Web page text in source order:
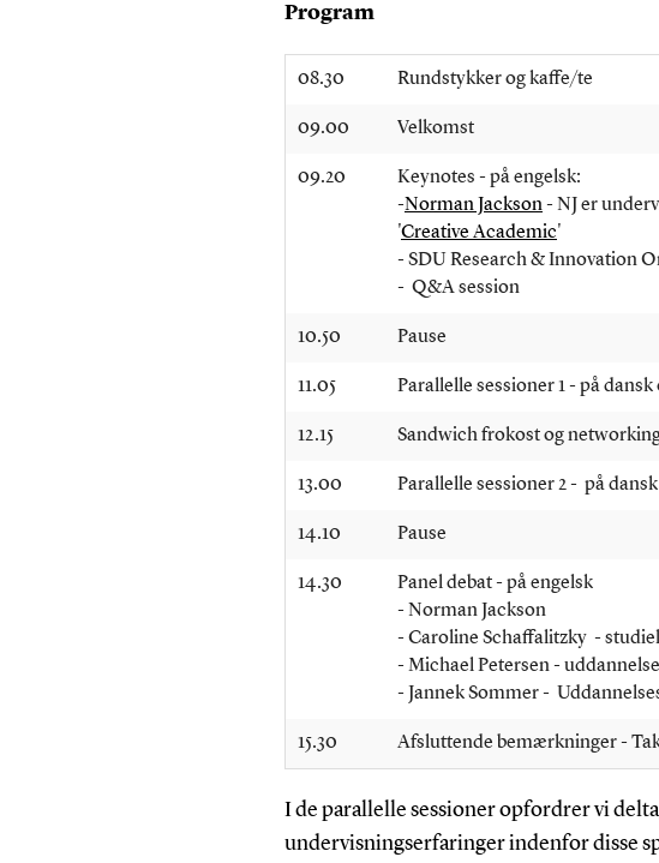
Program
08.30 Rundstykker og kaffe/te
09.00 Velkomst
09.20
Keynotes - på engelsk:
-Norman Jackson- NJ er
'Creative Academic'
- SDU Research & Innovation
- Q&A session
10.50 Pause
11.05 Parallelle sessioner 1 - på dansk
12.15 Sandwich frokost og
13.00 Parallelle sessioner 2 - på
14.10 Pause
14.30
Panel debat - på engelsk
- Norman Jackson
- Caroline Schaffalitzky -
- Michael Petersen -
- Jannek Sommer -
15.30 Afsluttende bemærkninger -
I de parallelle sessioner opfordrer vi
undervisningserfaringer indenfor disse